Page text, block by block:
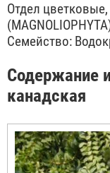
Отдел
Семейство:
Содержание
канадская